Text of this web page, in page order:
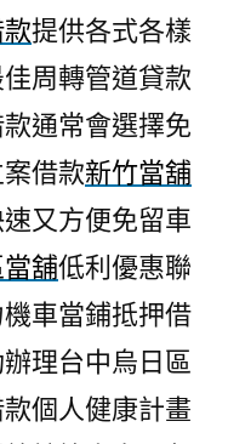
提供各式各樣
周轉管道貸款
通常會選擇免
借款新竹當舖
又方便免留車
舖低利優惠聯
車當鋪抵押借
理台中烏日區
個人健康計畫